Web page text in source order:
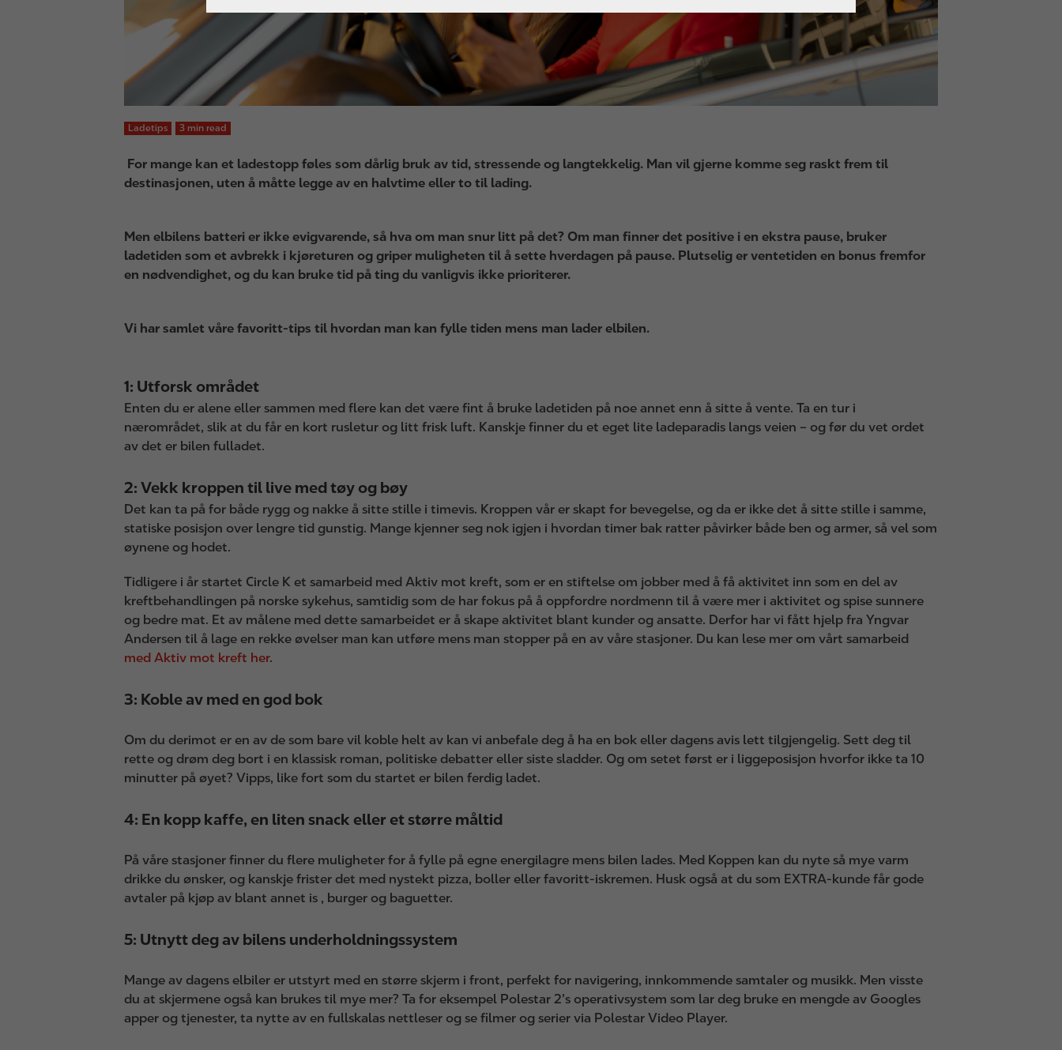
Ladetips 3 min read
For mange kan et ladestopp føles som dårlig bruk av tid, stressende og langtekkelig. Man vil gjerne komme seg raskt frem til
destinasjonen, uten å måtte legge av en halvtime eller to til lading.
Men elbilens batteri er ikke evigvarende, så hva om man snur litt på det? Om man finner det positive i en ekstra pause, bruker
ladetiden som et avbrekk i kjøreturen og griper muligheten til å sette hverdagen på pause. Plutselig er ventetiden en bonus fremfor
en nødvendighet, og du kan bruke tid på ting du vanligvis ikke prioriterer.
Vi har samlet våre favoritt-tips til hvordan man kan fylle tiden mens man lader elbilen.
1: Utforsk området
Enten du er alene eller sammen med flere kan det være fint å bruke ladetiden på noe annet enn å sitte å vente. Ta en tur i
nærområdet, slik at du får en kort rusletur og litt frisk luft. Kanskje finner du et eget lite ladeparadis langs veien – og før du vet ordet
av det er bilen fulladet.
2: Vekk kroppen til live med tøy og bøy
Det kan ta på for både rygg og nakke å sitte stille i timevis. Kroppen vår er skapt for bevegelse, og da er ikke det å sitte stille i samme,
statiske posisjon over lengre tid gunstig. Mange kjenner seg nok igjen i hvordan timer bak ratter påvirker både ben og armer, så vel som
øynene og hodet.
Tidligere i år startet Circle K et samarbeid med Aktiv mot kreft, som er en stiftelse om jobber med å få aktivitet inn som en del av
kreftbehandlingen på norske sykehus, samtidig som de har fokus på å oppfordre nordmenn til å være mer i aktivitet og spise sunnere
og bedre mat. Et av målene med dette samarbeidet er å skape aktivitet blant kunder og ansatte. Derfor har vi fått hjelp fra Yngvar
Andersen til å lage en rekke øvelser man kan utføre mens man stopper på en av våre stasjoner. Du kan lese mer om vårt samarbeid
med Aktiv mot kreft her.
3: Koble av med en god bok
Om du derimot er en av de som bare vil koble helt av kan vi anbefale deg å ha en bok eller dagens avis lett tilgjengelig. Sett deg til
rette og drøm deg bort i en klassisk roman, politiske debatter eller siste sladder. Og om setet først er i liggeposisjon hvorfor ikke ta 10
minutter på øyet? Vipps, like fort som du startet er bilen ferdig ladet.
4: En kopp kaffe, en liten snack eller et større måltid
På våre stasjoner finner du flere muligheter for å fylle på egne energilagre mens bilen lades. Med Koppen kan du nyte så mye varm
drikke du ønsker, og kanskje frister det med nystekt pizza, boller eller favoritt-iskremen. Husk også at du som EXTRA-kunde får gode
avtaler på kjøp av blant annet is , burger og baguetter.
5: Utnytt deg av bilens underholdningssystem
Mange av dagens elbiler er utstyrt med en større skjerm i front, perfekt for navigering, innkommende samtaler og musikk. Men visste
du at skjermene også kan brukes til mye mer? Ta for eksempel Polestar 2’s operativsystem som lar deg bruke en mengde av Googles
apper og tjenester, ta nytte av en fullskalas nettleser og se filmer og serier via Polestar Video Player.